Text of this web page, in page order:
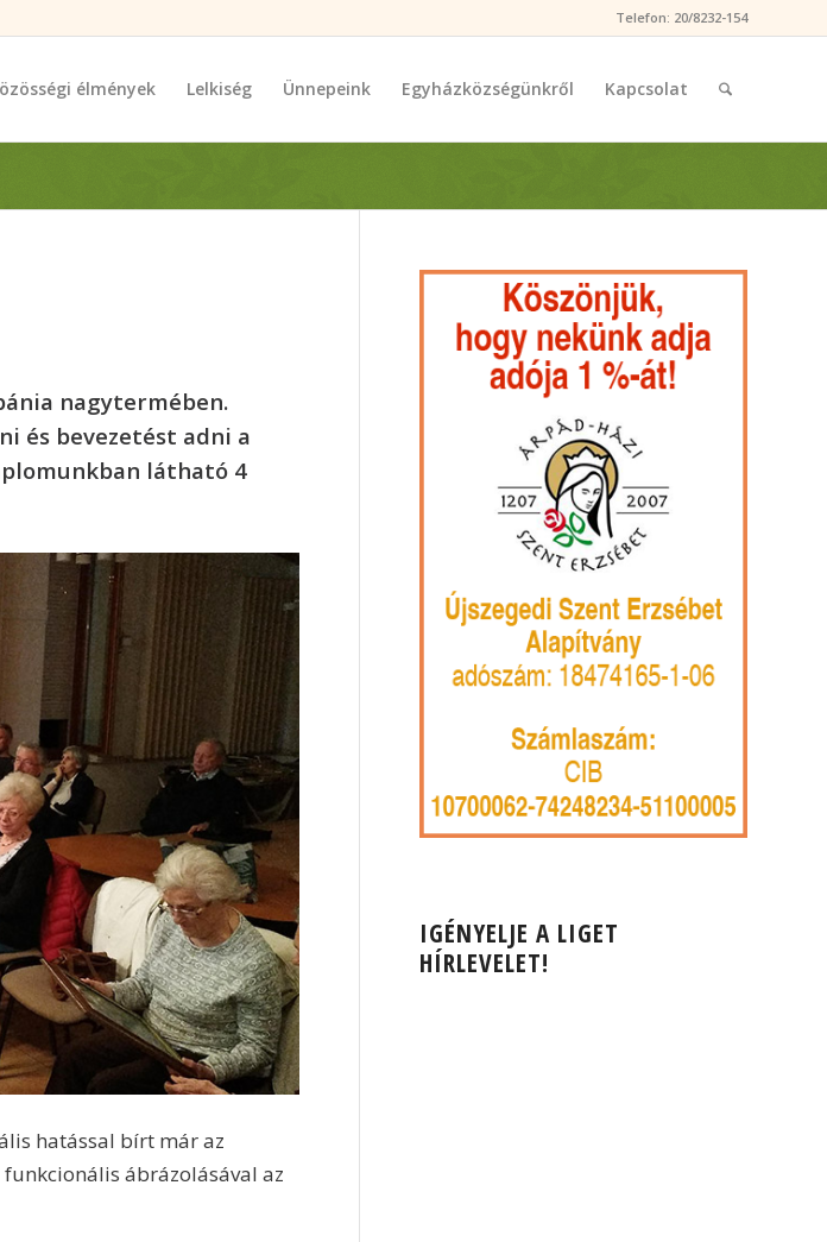
Telefon: 20/8232-154
élmények Lelkiség Ünnepeink Egyházközségünkről Kapcsolat
nagytermében.
és bevezetést adni a
látható 4
hatással bírt már az
ábrázolásával az
IGÉNYELJE A LIGET
HÍRLEVELET!